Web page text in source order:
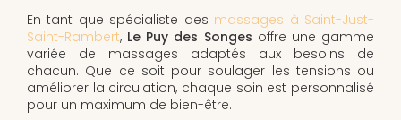
En tant que spécialiste des massages à Saint-Just-
Saint-Rambert, Le Puy des Songes offre une gamme
variée de massages adaptés aux besoins de
chacun. Que ce soit pour soulager les tensions ou
améliorer la circulation, chaque soin est personnalisé
pour un maximum de bien-être.